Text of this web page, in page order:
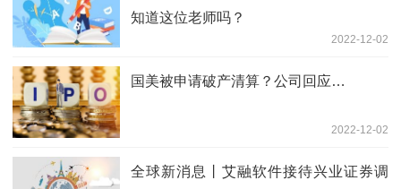
知道这位老师吗？
2022-12-02
国美被申请破产清算？公司回应…
2022-12-02
全球新消息丨艾融软件接待兴业证券调